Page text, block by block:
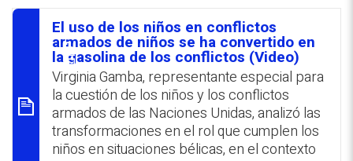
CONTENIDOS ACADÉMICOS SOBRE
EDUCACIÓN Y FORMACIÓN DEL
PROFESORADO סיכום
El uso de los niños en conflictos
armados de niños se ha convertido en
la gasolina de los conflictos (Video)
Virginia Gamba, representante especial para
la cuestión de los niños y los conflictos
armados de las Naciones Unidas, analizó las
transformaciones en el rol que cumplen los
niños en situaciones bélicas, en el contexto